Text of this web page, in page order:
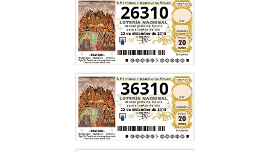
26310
36310